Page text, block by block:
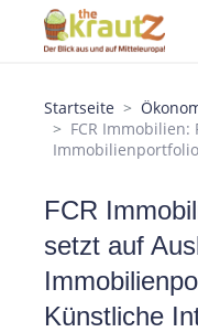
Startseite
FCR Immobilien:
FCR
setzt auf
Künstliche